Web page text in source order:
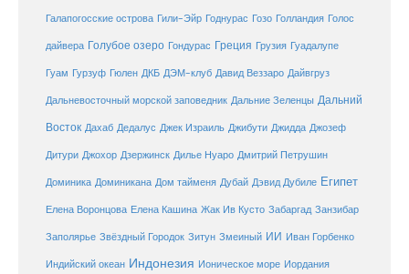
Галапогосские острова Гили-Эйр Годнурас Гозо Голландия Голос
дайвера Голубое озеро Гондурас Греция Грузия Гуадалупе
Гуам Гурзуф Гюлен ДКБ ДЭМ-клуб Давид Веззаро Дайвгруз
Дальневосточный морской заповедник Дальние Зеленцы Дальний
Восток Дахаб Дедалус Джек Израиль Джибути Джидда Джозеф
Дитури Джохор Дзержинск Дилье Нуаро Дмитрий Петрушин
Доминика Доминикана Дом тайменя Дубай Дэвид Дубиле Египет
Елена Воронцова Елена Кашина Жак Ив Кусто Забаргад Занзибар
Заполярье Звёздный Городок Зитун Змеиный ИИ Иван Горбенко
Индийский океан Индонезия Ионическое море Иордания